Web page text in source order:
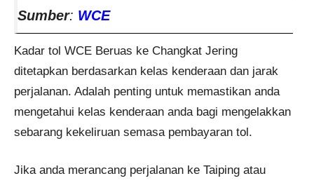
Sumber: WCE
Kadar tol WCE Beruas ke Changkat Jering
ditetapkan berdasarkan kelas kenderaan dan jarak
perjalanan. Adalah penting untuk memastikan anda
mengetahui kelas kenderaan anda bagi mengelakkan
sebarang kekeliruan semasa pembayaran tol.
Jika anda merancang perjalanan ke Taiping atau